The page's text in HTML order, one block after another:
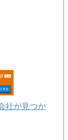
社が見つか